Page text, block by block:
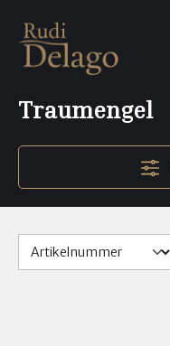
Traumengel